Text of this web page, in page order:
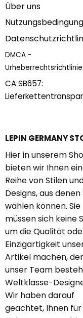
Über uns
DMCA -
Urheberrechtsrichtlinie
CA SB657:
LEPIN GERMANY
Hier in unserem
bieten wir Ihnen
Reihe von Stilen
Designs, aus denen
wählen können. Sie
müssen sich keine
um die Qualität
Einzigartigkeit
Artikel machen,
unser Team
Weltklasse-
Wir haben darauf
geachtet, Ihnen für